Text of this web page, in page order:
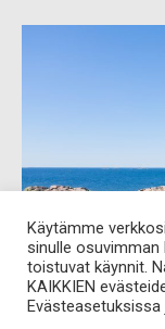
elo
17
78€
Käytämme
sinulle
toistuvat käynnit.
KAIKKIEN